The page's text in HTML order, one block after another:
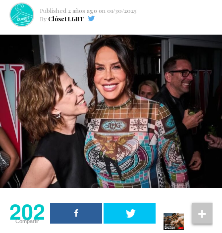
Published 2 años ago on 01/30/2025
By Clóset LGBT
202
Compartir